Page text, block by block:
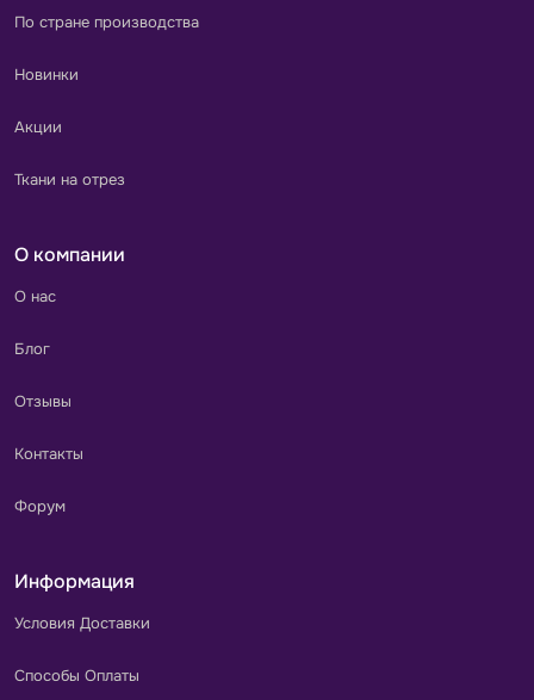
По стране производства
Новинки
Акции
Ткани на отрез
О компании
О нас
Блог
Отзывы
Контакты
Форум
Информация
Условия Доставки
Способы Оплаты